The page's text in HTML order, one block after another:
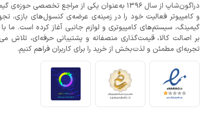
دراگون‌شاپ از سال 1396 به‌عنوان یکی از مراجع تخصصی حوزه‌ی
و کامپیوتر فعالیت خود را در زمینه‌ی عرضه‌ی کنسول‌های بازی،
گیمینگ، سیستم‌های کامپیوتری و لوازم جانبی آغاز کرده است. ما با
بر اصالت کالا، قیمت‌گذاری منصفانه و پشتیبانی حرفه‌ای، تلاش
تجربه‌ای مطمئن و لذت‌بخش از خرید را برای کاربران فراهم کنیم.